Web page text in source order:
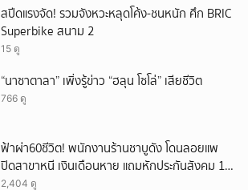
สปีดแรงจัด! รวมจังหวะหลุดโค้ง-ชนหนัก ศึก BRIC
Superbike สนาม 2
15 ดู
“นาซาตาลา” เพิ่งรู้ข่าว “ฮลุน โซโล่” เสียชีวิต
766 ดู
ฟ้าผ่า60ชีวิต! พนักงานร้านชาบูดัง โดนลอยแพ
ปิดสาขาหนี เงินเดือนหาย แถมหักประกันสังคม 11
เดือนแต่ไม่ส่ง?
2,404 ดู